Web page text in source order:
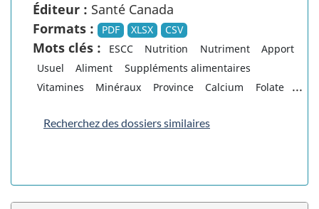
Éditeur : Santé Canada
Formats :
PDF XLSX CSV
Mots clés : ESCC Nutrition Nutriment
Apport
Usuel
Aliment
Suppléments alimentaires
Vitamines
Minéraux Province Calcium Folate ...
Recherchez des dossiers similaires